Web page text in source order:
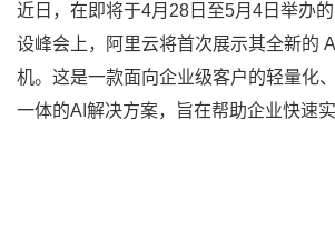
近日，在即将于4月28日至5月4日举办
设峰会上，阿里云将首次展示其全新的
机。这是一款面向企业级客户的轻量化
一体的AI解决方案，旨在帮助企业快速